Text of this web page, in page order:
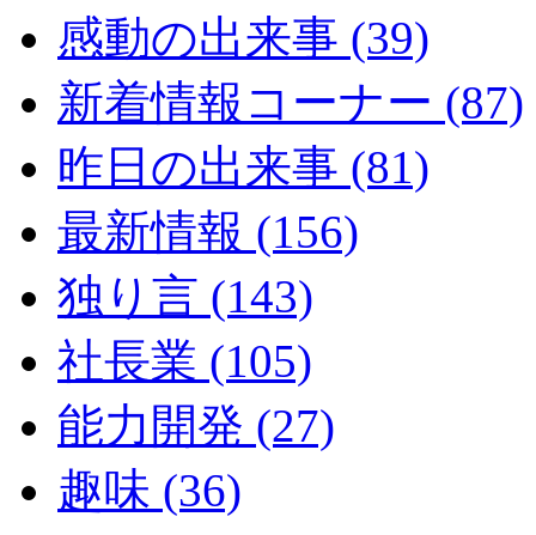
感動の出来事 (39)
新着情報コーナー (87)
昨日の出来事 (81)
最新情報 (156)
独り言 (143)
社長業 (105)
能力開発 (27)
趣味 (36)